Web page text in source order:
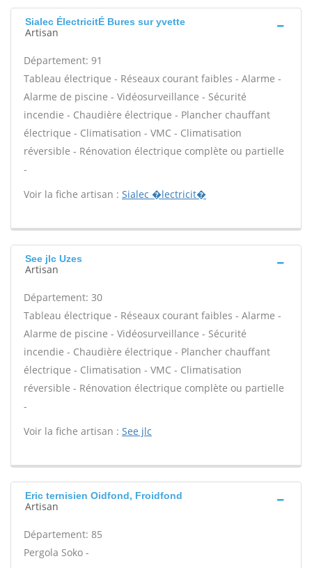
Sialec ÉlectricitÉ Bures sur yvette
Artisan
Département: 91
Tableau électrique - Réseaux courant faibles - Alarme -
Alarme de piscine - Vidéosurveillance - Sécurité
incendie - Chaudière électrique - Plancher chauffant
électrique - Climatisation - VMC - Climatisation
réversible - Rénovation électrique complète ou partielle
-
Voir la fiche artisan : Sialec �lectricit�
See jlc Uzes
Artisan
Département: 30
Tableau électrique - Réseaux courant faibles - Alarme -
Alarme de piscine - Vidéosurveillance - Sécurité
incendie - Chaudière électrique - Plancher chauffant
électrique - Climatisation - VMC - Climatisation
réversible - Rénovation électrique complète ou partielle
-
Voir la fiche artisan : See jlc
Eric ternisien Oidfond, Froidfond
Artisan
Département: 85
Pergola Soko -